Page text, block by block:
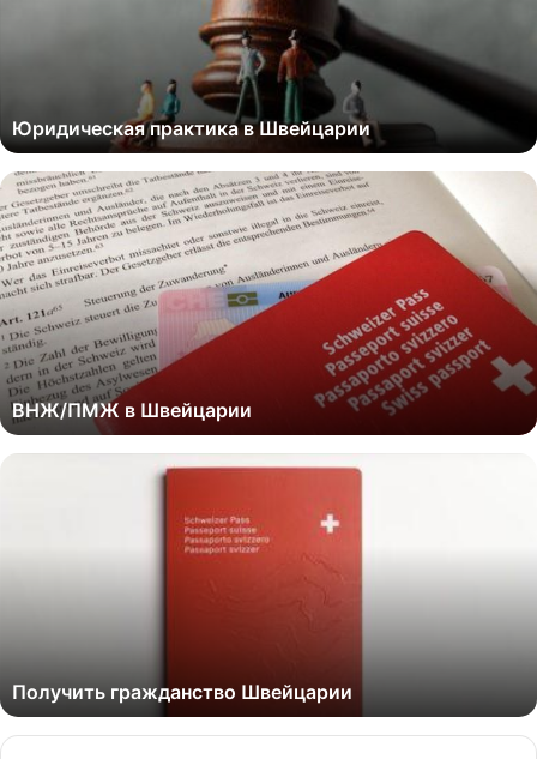
Юридическая практика в Швейцарии
ВНЖ/ПМЖ в Швейцарии
Получить гражданство Швейцарии